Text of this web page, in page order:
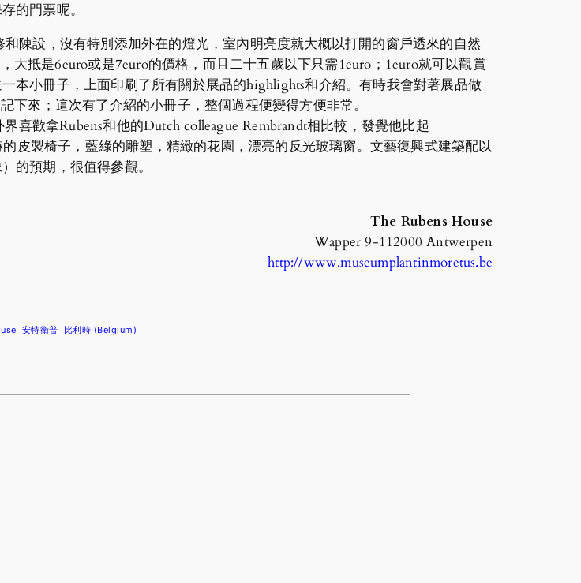
的門票呢。
陳設，沒有特別添加外在的燈光，室內明亮度就大概以打開的窗戶透來的自然
抵是6euro或是7euro的價格，而且二十五歲以下只需1euro；1euro就可以觀賞
本小冊子，上面印刷了所有關於展品的highlights和介紹。有時我會對著展品做
來；這次有了介紹的小冊子，整個過程便變得方便非常。
喜歡拿Rubens和他的Dutch colleague Rembrandt相比較，發覺他比起
皮製椅子，藍綠的雕塑，精緻的花園，漂亮的反光玻璃窗。文藝復興式建築配以
的預期，很值得參觀。
The Rubens House
Wapper 9-112000 Antwerpen
http://www.museumplantinmoretus.be
安特衛普 比利時 (Belgium)